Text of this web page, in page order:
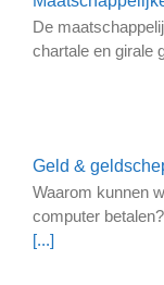
De
chartale en girale
Geld &
Waarom kunnen
computer
[...]